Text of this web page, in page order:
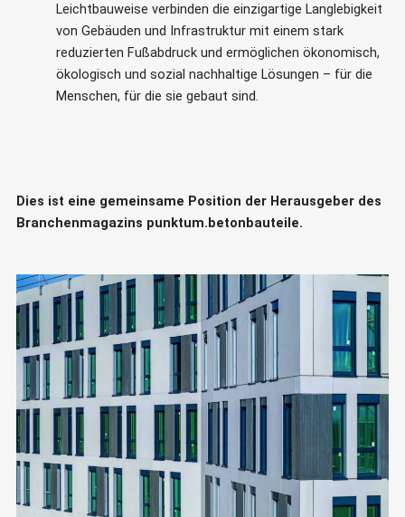
Leichtbauweise verbinden die einzigartige Langlebigkeit
von Gebäuden und Infrastruktur mit einem stark
reduzierten Fußabdruck und ermöglichen ökonomisch,
ökologisch und sozial nachhaltige Lösungen – für die
Menschen, für die sie gebaut sind.
Dies ist eine gemeinsame Position der Herausgeber des
Branchenmagazins punktum.betonbauteile.